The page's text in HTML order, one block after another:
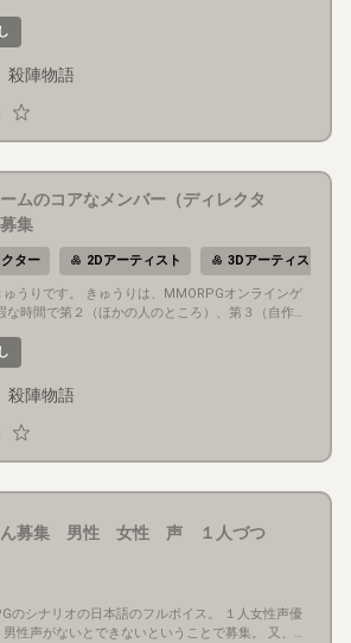
しくやってます。 仲良くできる
ーションが取れる方。
殺陣物語
ムのコアなメンバー（ディレクタ
集
ター 2Dアーティスト 3Dアーティスト
、MMORPGオンラインゲ
ること。 初心者やってみ
殺陣物語
ん募集 男性 女性 声 １人づつ
リオの日本語のフルボイス。 １人女性声優
声がないとできないということで募集。 又、も